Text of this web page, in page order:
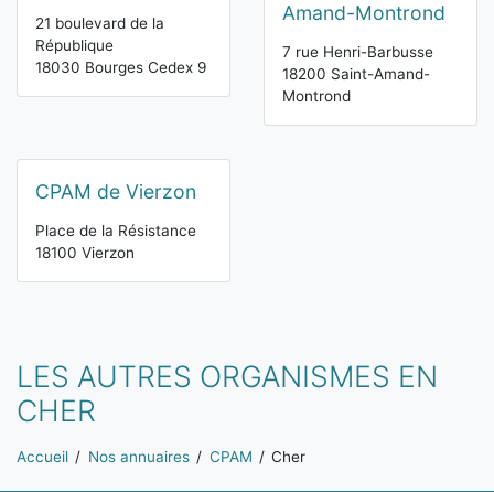
21 boulevard de la
République
18030 Bourges Cedex 9
Amand-Montrond
7 rue Henri-Barbusse
18200 Saint-Amand-
Montrond
CPAM de Vierzon
Place de la Résistance
18100 Vierzon
LES AUTRES ORGANISMES EN
CHER
Vous êtes ici:
Accueil Nos annuaires CPAM Cher